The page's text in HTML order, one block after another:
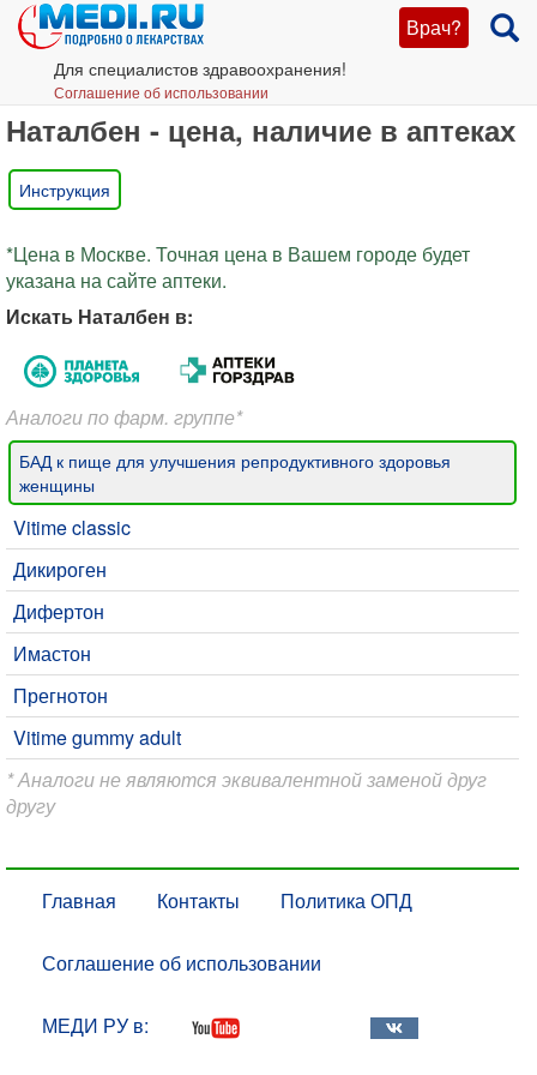
Врач?
Для специалистов здравоохранения!
Соглашение об использовании
Наталбен - цена, наличие в аптеках
Инструкция
*Цена в Москве. Точная цена в Вашем городе будет
указана на сайте аптеки.
Искать Наталбен в:
Аналоги по фарм. группе*
БАД к пище для улучшения репродуктивного здоровья
женщины
Vitime classic
Дикироген
Дифертон
Имастон
Прегнотон
Vitime gummy adult
* Аналоги не являются эквивалентной заменой друг
другу
Главная Контакты Политика ОПД
Соглашение об использовании
МЕДИ РУ в: